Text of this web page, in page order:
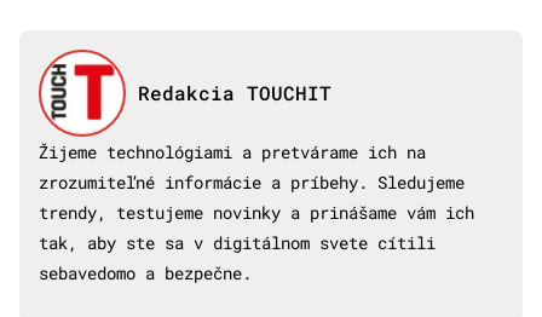
Redakcia TOUCHIT
Žijeme technológiami a pretvárame ich na
zrozumiteľné informácie a príbehy. Sledujeme
trendy, testujeme novinky a prinášame vám ich
tak, aby ste sa v digitálnom svete cítili
sebavedomo a bezpečne.